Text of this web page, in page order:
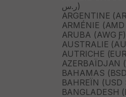
ر.س)
ARGENTINE
ARMÉNIE
ARUBA (AWG Ƒ)
AUSTRALIE
AUTRICHE
AZERBAÏDJAN
BAHAMAS
BAHREÏN (USD
BANGLADESH